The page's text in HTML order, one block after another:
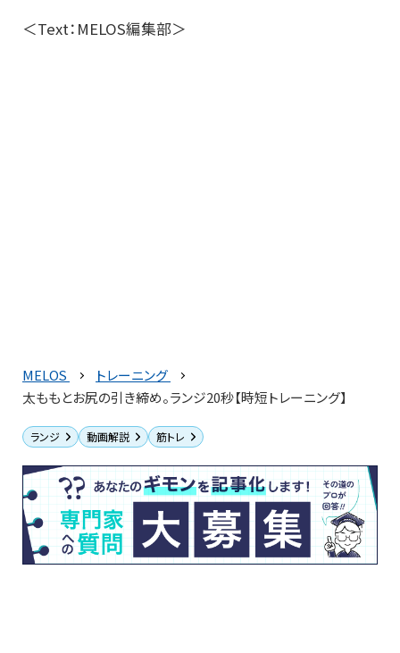
＜Text：MELOS編集部＞
MELOS
トレーニング
太ももとお尻の引き締め。ランジ20秒【時短トレーニング】
ランジ 動画解説 筋トレ